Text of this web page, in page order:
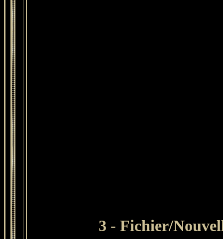
3 - Fichier/